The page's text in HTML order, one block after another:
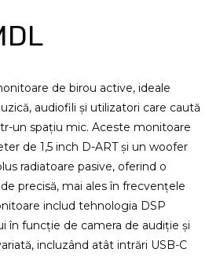
de birou active, ideale
audiofili și utilizatori care caută
un spațiu mic. Aceste monitoare
de 1,5 inch D-ART și un woofer
radiatoare pasive, oferind o
precisă, mai ales în frecvențele
includ tehnologia DSP
în funcție de camera de audiție și
incluzând atât intrări USB-C